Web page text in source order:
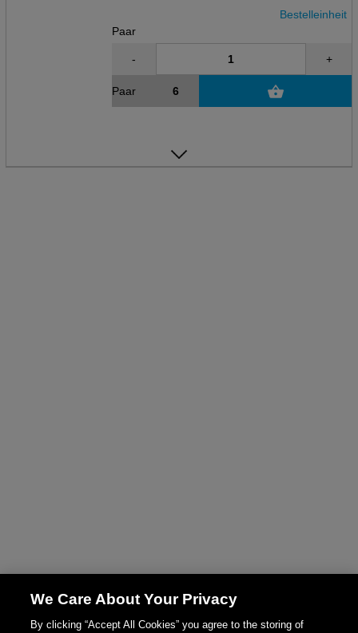
Bestelleinheit
Paar
- +
Paar
We Care About Your Privacy
By clicking “Accept All Cookies” you agree to the storing of